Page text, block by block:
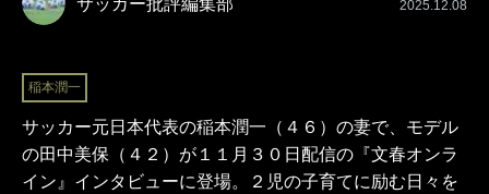
2025.12.08
稲本潤一
サッカー元日本代表の稲本潤一（４６）の妻で、モデル
の田中美保（４２）が１１月３０日配信の『文春オンラ
イン』インタビューに登場。２児の子育てに励む日々を